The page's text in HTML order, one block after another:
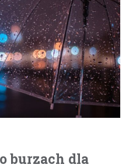
burzach dla